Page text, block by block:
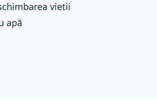
vietii
apă